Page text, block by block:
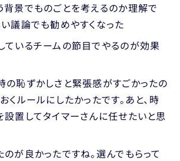
背景でものごとを考えるのか理解で
議論でも勧めやすくなった
ているチームの節目でやるのが効果
の恥ずかしさと緊張感がすごかったの
くルールにしたかったです。あと、時
設置してタイマーさんに任せたいと思
が良かったですね。選んでもらって